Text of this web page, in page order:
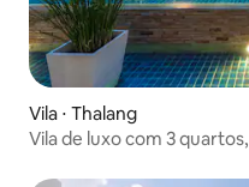
Vila ⋅ Thalang
Vila de luxo com 3